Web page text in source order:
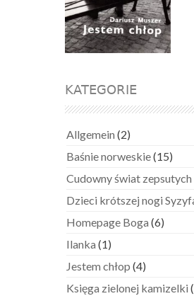
KATEGORIE
Allgemein (2)
Baśnie norweskie(15)
Cudowny świat
Dzieci krótszej nogi
Homepage Boga (6)
Ilanka (1)
Jestem chłop (4)
Księga zielonej kamizelki